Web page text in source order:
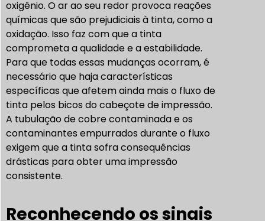
oxigênio. O ar ao seu redor provoca reações
químicas que são prejudiciais à tinta, como a
oxidação. Isso faz com que a tinta
comprometa a qualidade e a estabilidade.
Para que todas essas mudanças ocorram, é
necessário que haja características
específicas que afetem ainda mais o fluxo de
tinta pelos bicos do cabeçote de impressão.
A tubulação de cobre contaminada e os
contaminantes empurrados durante o fluxo
exigem que a tinta sofra consequências
drásticas para obter uma impressão
consistente.
Reconhecendo os sinais